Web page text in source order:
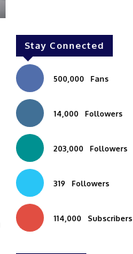
Stay Connected
500,000 Fans
14,000 Followers
203,000 Followers
319 Followers
114,000 Subscribers